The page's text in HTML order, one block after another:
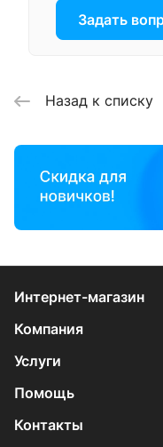
Задать
Назад к списку
Интернет-магазин
Компания
Услуги
Помощь
Контакты